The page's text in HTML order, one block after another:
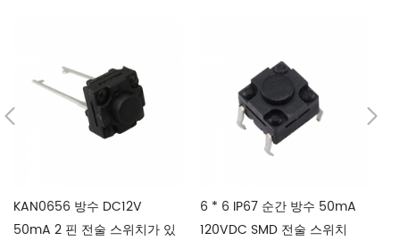
KAN0656 방수 DC12V
50mA 2 핀 전술 스위치가 있
6 * 6 IP67 순간 방수 50mA
120VDC SMD 전술 스위치